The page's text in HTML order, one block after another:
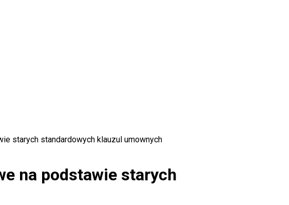
starych standardowych klauzul umownych
na podstawie starych